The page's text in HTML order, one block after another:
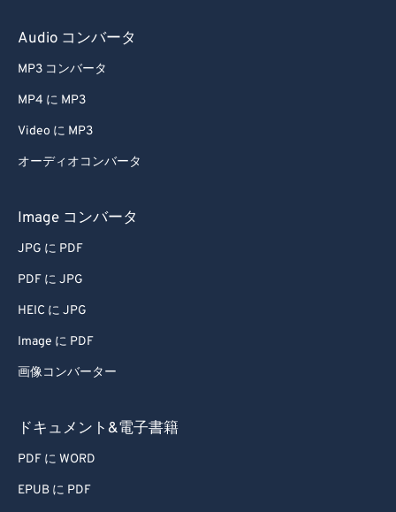
Audio コンバータ
MP3 コンバータ
MP4 に MP3
Video に MP3
オーディオコンバータ
Image コンバータ
JPG に PDF
PDF に JPG
HEIC に JPG
Image に PDF
画像コンバーター
ドキュメント&電子書籍
PDF に WORD
EPUB に PDF